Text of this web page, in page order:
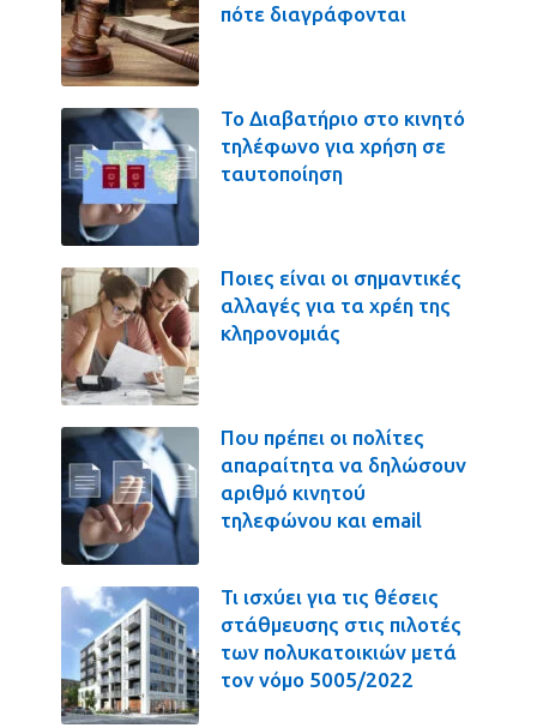
πότε διαγράφονται
Το Διαβατήριο στο κινητό
τηλέφωνο για χρήση σε
ταυτοποίηση
Ποιες είναι οι σημαντικές
αλλαγές για τα χρέη της
κληρονομιάς
Που πρέπει οι πολίτες
απαραίτητα να δηλώσουν
αριθμό κινητού
τηλεφώνου και email
Τι ισχύει για τις θέσεις
στάθμευσης στις πιλοτές
των πολυκατοικιών μετά
τον νόμο 5005/2022